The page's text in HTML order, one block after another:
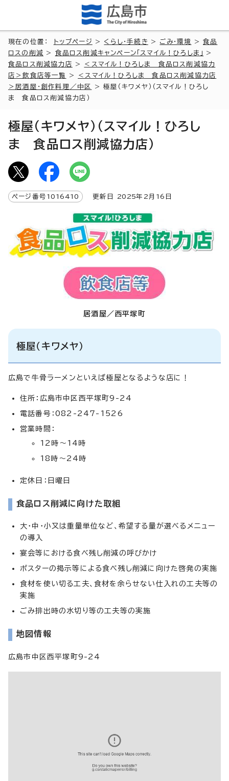
現在の位置： トップページ > くらし・手続き > ごみ・環境 >食品
ロスの削減 > 食品ロス削減キャンペーン「スマイル！ひろしま」
>
食品ロス削減協力店
>
＜スマイル！ひろしま 食品ロス削減協力
店＞飲食店等一覧
>
＜スマイル！ひろしま 食品ロス削減協力店
＞居酒屋・創作料理／中区
> 極屋（キワメヤ）（スマイル！ひろし
ま 食品ロス削減協力店）
極屋（キワメヤ）（スマイル！ひろし
ま 食品ロス削減協力店）
ページ番号 1016410 更新日 2025年2月 16 日
居酒屋／西平塚町
極屋（キワメヤ）
広島で牛骨ラーメンといえば極屋となるような店に！
住所：広島市中区西平塚町9-24
電話番号：082-247-1526
営業時間：
12時～14時
18時～24時
定休日：日曜日
食品ロス削減に向けた取組
大・中・小又は重量単位など、希望する量が選べるメニュー
の導入
宴会等における食べ残し削減の呼びかけ
ポスターの掲示等による食べ残し削減に向けた啓発の実施
食材を使い切る工夫、食材を余らせない仕入れの工夫等の
実施
ごみ排出時の水切り等の工夫等の実施
地図情報
広島市中区西平塚町9-24